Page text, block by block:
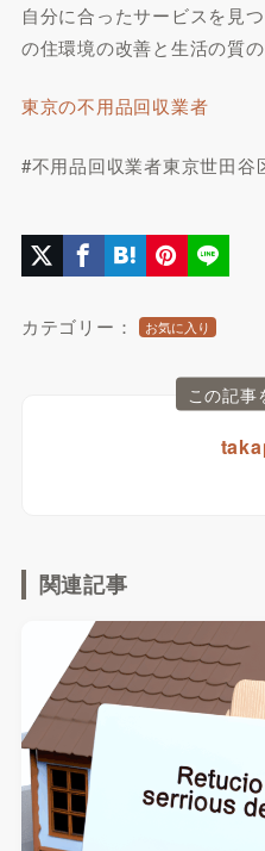
自分に合ったサービスを見
の住環境の改善と生活の質
東京の不用品回収業者
#不用品回収業者東京世田谷
カテゴリー： お気に入り
この記事
関連記事